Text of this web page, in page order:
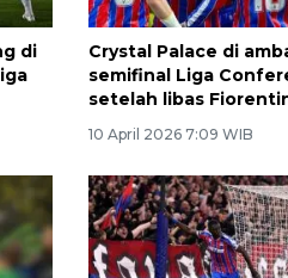
di
Crystal Palace di
semifinal Liga
setelah libas
10 April 2026 7:09 WIB